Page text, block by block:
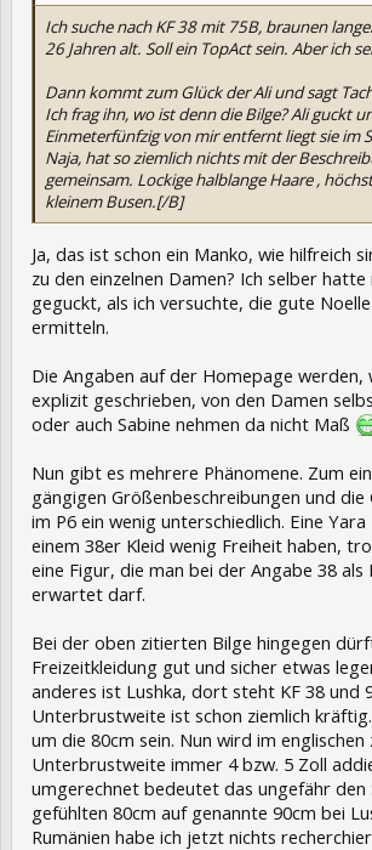
Ich suche nach KF 38 mit 75B, braunen
26 Jahren alt. Soll ein TopAct sein. Aber ich
Dann kommt zum Glück der Ali und sagt
Ich frag ihn, wo ist denn die Bilge? Ali guckt
Einmeterfünfzig von mir entfernt liegt sie im
Naja, hat so ziemlich nichts mit der
gemeinsam. Lockige halblange Haare ,
kleinem Busen.[/B]
Ja, das ist schon ein Manko, wie hilfreich
zu den einzelnen Damen? Ich selber
geguckt, als ich versuchte, die gute
ermitteln.
Die Angaben auf der Homepage werden,
explizit geschrieben, von den Damen
oder auch Sabine nehmen da nicht Maß
Nun gibt es mehrere Phänomene. Zum
gängigen Größenbeschreibungen und die
im P6 ein wenig unterschiedlich. Eine
einem 38er Kleid wenig Freiheit haben,
eine Figur, die man bei der Angabe 38 als
erwartet darf.
Bei der oben zitierten Bilge hingegen
Freizeitkleidung gut und sicher etwas
anderes ist Lushka, dort steht KF 38 und
Unterbrustweite ist schon ziemlich
um die 80cm sein. Nun wird im englischen
Unterbrustweite immer 4 bzw. 5 Zoll
umgerechnet bedeutet das ungefähr den
gefühlten 80cm auf genannte 90cm bei
Rumänien habe ich jetzt nichts